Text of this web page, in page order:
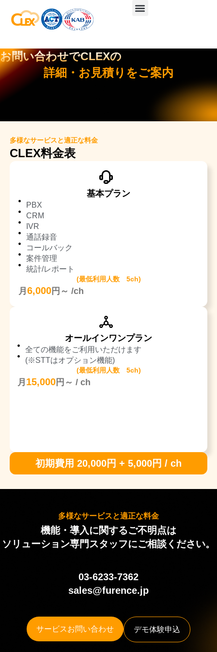
お問い合わせでCLEXの
詳細・お見積りをご案内
多様なサービスと適正な料金
CLEX料金表
基本プラン
PBX
CRM
IVR
通話録音
コールバック
案件管理
統計/レポート
(最低利用人数 5ch)
月 6,000 円～ /ch
オールインワンプラン
全ての機能をご利用いただけます
(※STTはオプション機能)
(最低利用人数 5ch)
月 15,000 円～ / ch
初期費用 20,000円 + 5,000円 / ch
多様なサービスと適正な料金
機能・導入に関するご不明点は
ソリューション専門スタッフにご相談ください。
03-6233-7362
sales@furence.jp
サービスお問い合わせ デモ体験申込